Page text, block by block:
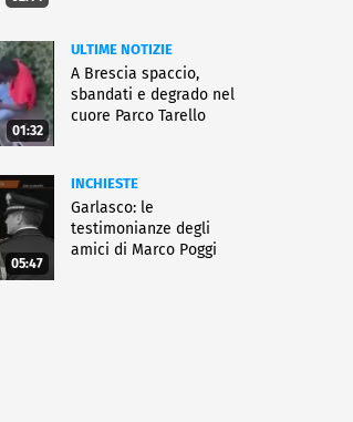
01:32
ULTIME NOTIZIE
A Brescia spaccio,
sbandati e degrado nel
cuore Parco Tarello
05:47
INCHIESTE
Garlasco: le
testimonianze degli
amici di Marco Poggi